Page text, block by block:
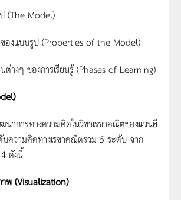
Model)
บบรูป (Properties of the Model)
ของการเรียนรู้ (Phases of Learning)
การทางความคิดในวิชาเรขาคณิตของแวนฮี
ความคิดทางเรขาคณิตรวม 5 ระดับ จาก
ดังนี้
าพ(Visualization)